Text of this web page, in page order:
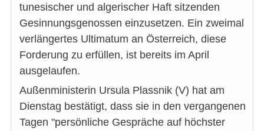
tunesischer und algerischer Haft sitzenden
Gesinnungsgenossen einzusetzen. Ein zweimal
verlängertes Ultimatum an Österreich, diese
Forderung zu erfüllen, ist bereits im April
ausgelaufen.
Außenministerin Ursula Plassnik (V) hat am
Dienstag bestätigt, dass sie in den vergangenen
Tagen "persönliche Gespräche auf höchster